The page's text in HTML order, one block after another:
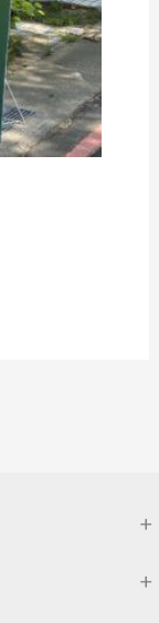
+
+